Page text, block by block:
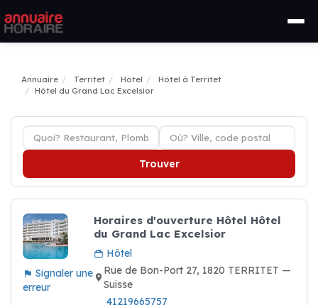
Annuaire Territet Hôtel
Hôtel à Territet
Hôtel du Grand Lac Excelsior
Trouver
Signaler une
erreur
Horaires d'ouverture Hôtel Hôtel
du Grand Lac Excelsior
Hôtel
Rue de Bon-Port 27, 1820 TERRITET —
Suisse
41219665757